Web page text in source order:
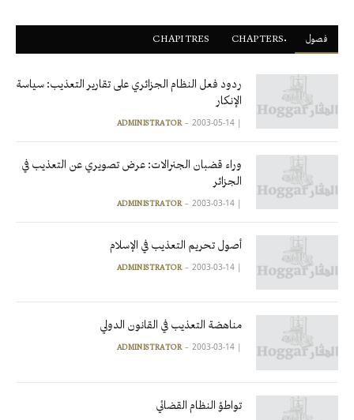
فصول CHAPITRES
ردود فعل النظام الجزائري على تقارير التعذيب: سياسة
الإنكار
|
ADMINISTRATOR 2003-05-14
وراء قضبان الجنرالات: عرض تصويري عن التعذيب في
الجزائر
|
ADMINISTRATOR 2003-03-14
أصول تحريم التعذيب في الإسلام
|
ADMINISTRATOR 2003-03-14
مناهضة التعذيب في القانون الدولي
|
ADMINISTRATOR 2003-03-14
تواطؤ النظام القضائي